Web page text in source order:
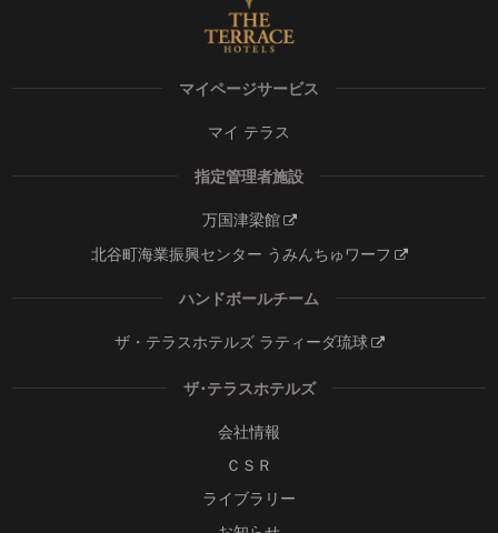
マイページサービス
マイ テラス
指定管理者施設
万国津梁館
北谷町海業振興センター うみんちゅワーフ
ハンドボールチーム
ザ・テラスホテルズ ラティーダ琉球
ザ･テラスホテルズ
会社情報
ＣＳＲ
ライブラリー